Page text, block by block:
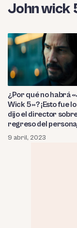
John wick
¿Por qué no habrá
Wick 5»? ¡Esto fue
dijo el director
regreso del
condiciones que puso
Keanu Reeves para
9 abril, 2023